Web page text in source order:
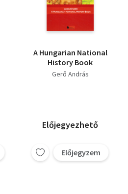
A Hungarian National
History Book
Gerő András
Előjegyezhető
Előjegyzem